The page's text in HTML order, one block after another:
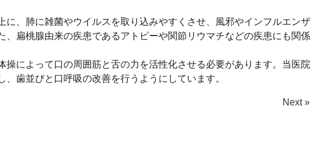
に、肺に雑菌やウイルスを取り込みやすくさせ、風邪やインフルエンザ
、扁桃腺由来の疾患であるアトピーや関節リウマチなどの疾患にも関係
操によって口の周囲筋と舌の力を活性化させる必要があります。当医院
歯並びと口呼吸の改善を行うようにしています。
Next »